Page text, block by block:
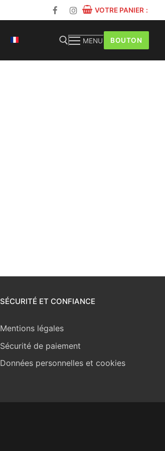
VOTRE PANIER :
MENU BOUTON
SÉCURITÉ ET CONFIANCE
Mentions légales
Sécurité de paiement
Données personnelles et cookies